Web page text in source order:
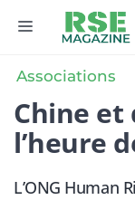
MENU
Associations
Chine et
l’heure
L’ONG Human